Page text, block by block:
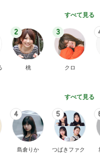
すべて見る
2
桃
3
クロ
すべて見る
4
島倉りか
5
つばきファク